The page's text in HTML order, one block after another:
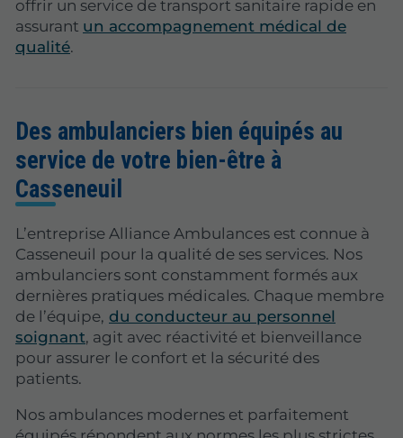
offrir un service de transport sanitaire rapide en
assurant un accompagnement médical de
qualité.
Des ambulanciers bien équipés au
service de votre bien-être à
Casseneuil
L’entreprise Alliance Ambulances est connue à
Casseneuil pour la qualité de ses services. Nos
ambulanciers sont constamment formés aux
dernières pratiques médicales. Chaque membre
de l’équipe, du conducteur au personnel
soignant, agit avec réactivité et bienveillance
pour assurer le confort et la sécurité des
patients.
Nos ambulances modernes et parfaitement